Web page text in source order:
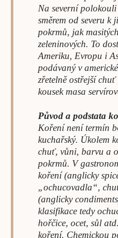
Na severní polokouli
směrem od severu k
pokrmů, jak
zeleninových. To
Ameriku, Evropu i
podávaný v
zřetelně ostřejší
kousek masa
Původ a podstata
Koření není termín
kuchařský. Úkolem
chuť, vůni, barvu a
pokrmů. V
koření (anglicky
„ochucovadla“,
(anglicky
klasifikace tedy
hořčice, ocet, sůl
koření. Chemickou